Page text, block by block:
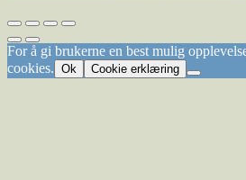
For å gi brukerne en best mulig
cookies. Ok Cookie erklæring